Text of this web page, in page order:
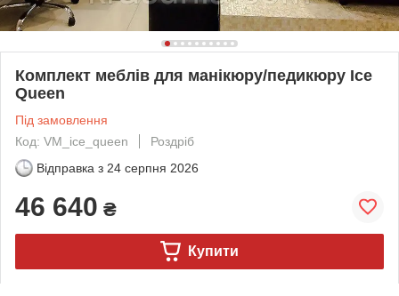
Комплект меблів для манікюру/педикюру Ice
Queen
Під замовлення
Код: VM_ice_queen
Роздріб
Відправка з 24 серпня 2026
46 640 ₴
Купити